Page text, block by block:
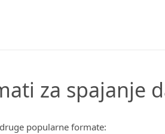
za spajanje
popularne formate: